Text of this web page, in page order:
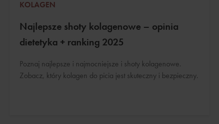
KOLAGEN
Najlepsze shoty kolagenowe – opinia
dietetyka + ranking 2025
Poznaj najlepsze i najmocniejsze i shoty kolagenowe.
Zobacz, który kolagen do picia jest skuteczny i bezpieczny.